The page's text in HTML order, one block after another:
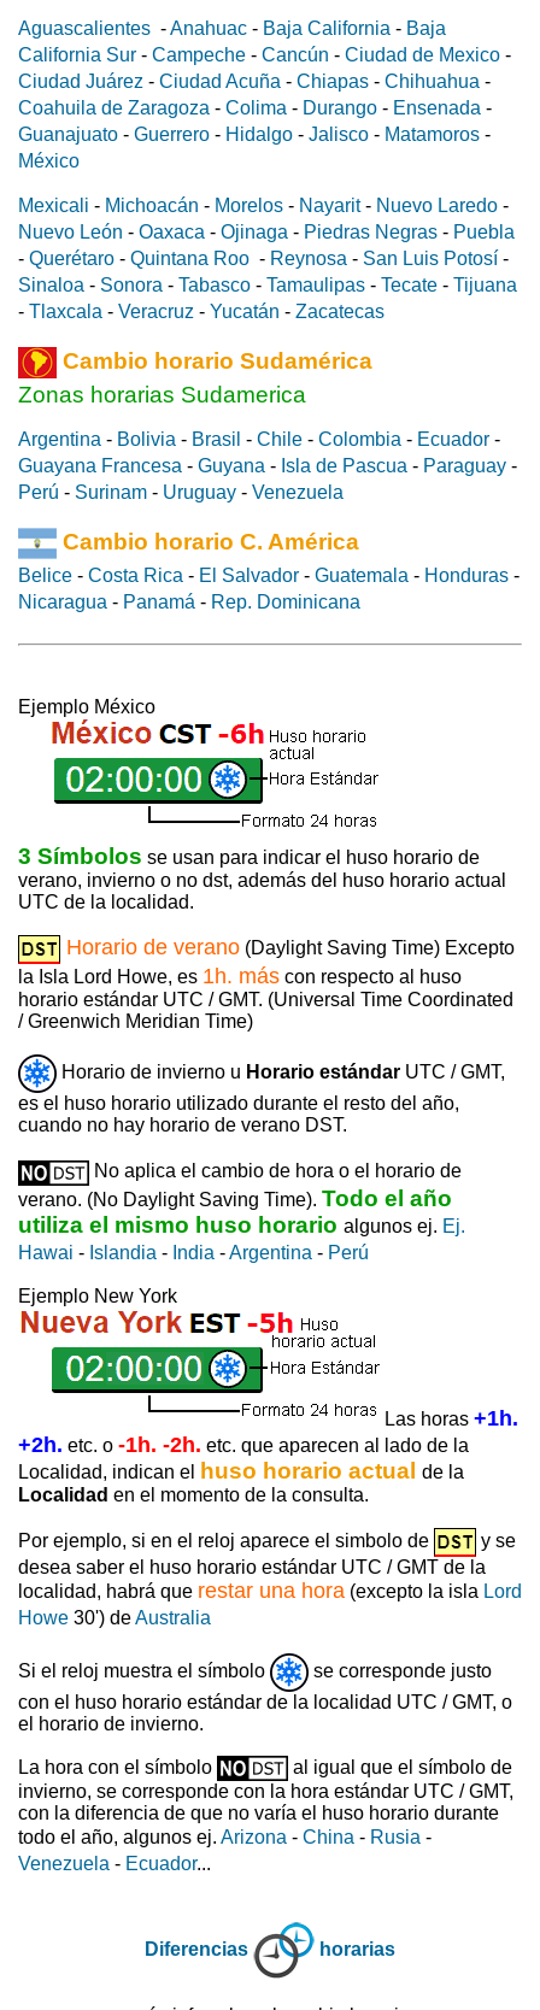
Aguascalientes -Anahuac - Baja California - Baja
California Sur - Campeche - Cancún - Ciudad de Mexico -
Ciudad Juárez - Ciudad Acuña - Chiapas - Chihuahua -
Coahuila de Zaragoza - Colima - Durango - Ensenada -
Guanajuato - Guerrero - Hidalgo - Jalisco - Matamoros -
México
Mexicali - Michoacán - Morelos - Nayarit- Nuevo Laredo -
Nuevo León - Oaxaca - Ojinaga - Piedras Negras - Puebla
- Querétaro - Quintana Roo - Reynosa - San Luis Potosí -
Sinaloa - Sonora - Tabasco - Tamaulipas - Tecate - Tijuana
- Tlaxcala - Veracruz - Yucatán - Zacatecas
Cambio horario Sudamérica
Zonas horarias Sudamerica
Argentina - Bolivia - Brasil - Chile - Colombia - Ecuador -
Guayana Francesa - Guyana - Isla de Pascua - Paraguay -
Perú - Surinam - Uruguay - Venezuela
Cambio horario C. América
Belice - Costa Rica - El Salvador - Guatemala - Honduras -
Nicaragua - Panamá - Rep. Dominicana
Ejemplo México
3 Símbolos se usan para indicar el huso horario de
verano, invierno o no dst, además del huso horario actual
UTC de la localidad.
Horario de verano (Daylight Saving Time) Excepto
la Isla Lord Howe, es 1h. más con respecto al huso
horario estándar UTC / GMT. (Universal Time Coordinated
/ Greenwich Meridian Time)
Horario de invierno u Horario estándar UTC / GMT,
es el huso horario utilizado durante el resto del año,
cuando no hay horario de verano DST.
No aplica el cambio de hora o el horario de
verano. (No Daylight Saving Time). Todo el año
utiliza el mismo huso horario algunos ej. Ej.
Hawai - Islandia - India -Argentina - Perú
Ejemplo New York
Las horas +1h.
+2h. etc. o -1h. -2h. etc. que aparecen al lado de la
Localidad, indican el huso horario actual de la
Localidad en el momento de la consulta.
Por ejemplo, si en el reloj aparece el simbolo de
y se
desea saber el huso horario estándar UTC / GMT de la
localidad, habrá que restar una hora (excepto la isla Lord
Howe 30') deAustralia
Si el reloj muestra el símbolo
se corresponde justo
con el huso horario estándar de la localidad UTC / GMT, o
el horario de invierno.
La hora con el símbolo
al igual que el símbolo de
invierno, se corresponde con la hora estándar UTC / GMT,
con la diferencia de que no varía el huso horario durante
todo el año, algunos ej. Arizona - China - Rusia -
Venezuela - Ecuador...
Diferencias horarias